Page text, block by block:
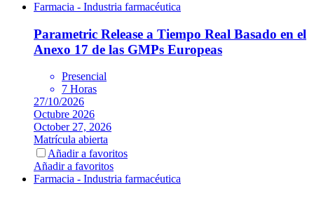
Farmacia - Industria farmacéutica
Parametric Release a Tiempo Real Basado en el
Anexo 17 de las GMPs Europeas
Presencial
7 Horas
27/10/2026
Octubre 2026
October 27, 2026
Matrícula abierta
Añadir a favoritos
Añadir a favoritos
Farmacia - Industria farmacéutica